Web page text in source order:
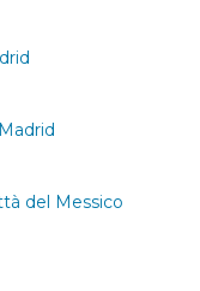
del Messico